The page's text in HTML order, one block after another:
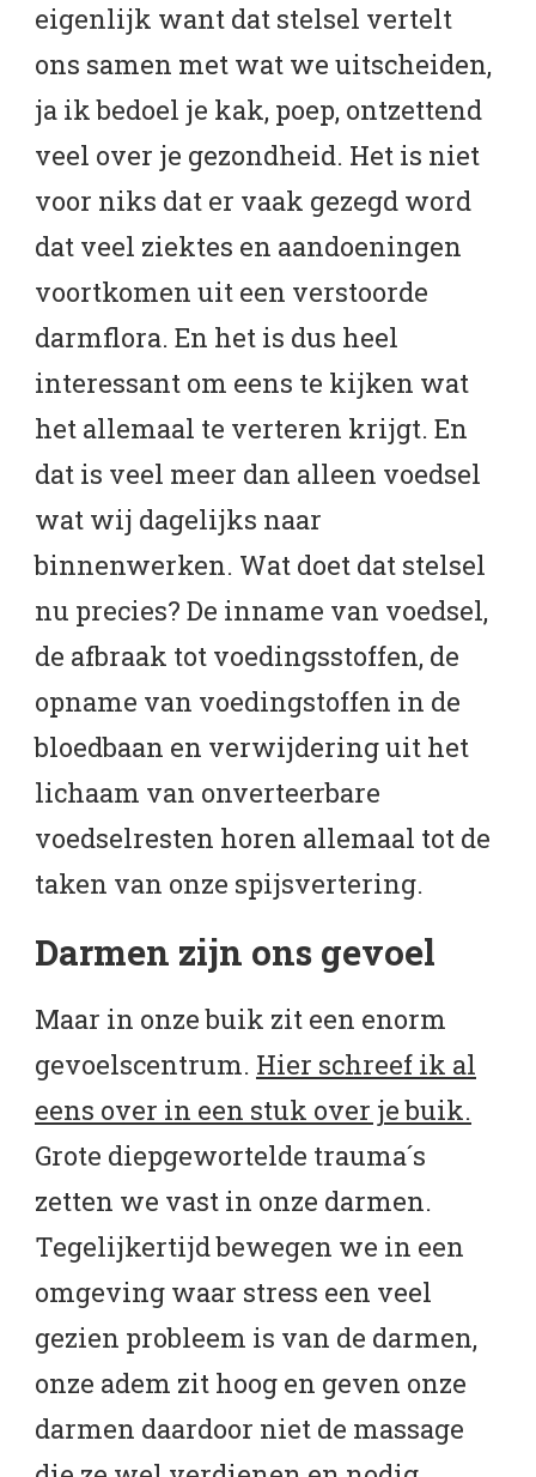
eigenlijk want dat stelsel vertelt
ons samen met wat we uitscheiden,
ja ik bedoel je kak, poep, ontzettend
veel over je gezondheid. Het is niet
voor niks dat er vaak gezegd word
dat veel ziektes en aandoeningen
voortkomen uit een verstoorde
darmflora. En het is dus heel
interessant om eens te kijken wat
het allemaal te verteren krijgt. En
dat is veel meer dan alleen voedsel
wat wij dagelijks naar
binnenwerken. Wat doet dat stelsel
nu precies? De inname van voedsel,
de afbraak tot voedingsstoffen, de
opname van voedingstoffen in de
bloedbaan en verwijdering uit het
lichaam van onverteerbare
voedselresten horen allemaal tot de
taken van onze spijsvertering.
Darmen zijn ons gevoel
Maar in onze buik zit een enorm
gevoelscentrum. Hier schreef ik al
eens over in een stuk over je buik.
Grote diepgewortelde trauma´s
zetten we vast in onze darmen.
Tegelijkertijd bewegen we in een
omgeving waar stress een veel
gezien probleem is van de darmen,
onze adem zit hoog en geven onze
darmen daardoor niet de massage